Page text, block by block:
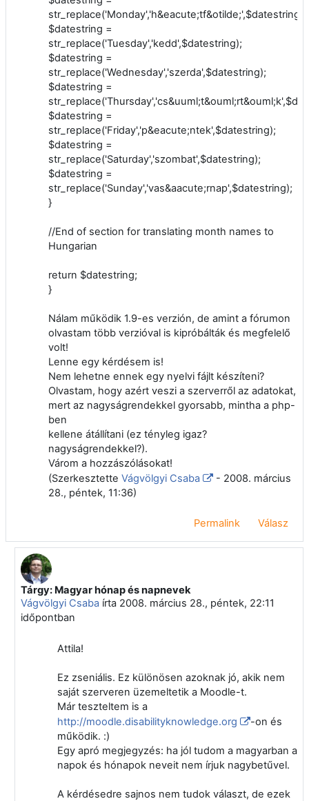
str_replace('Monday','h&eacute;tf&otilde;',$datestring);
$datestring =
str_replace('Tuesday','kedd',$datestring);
$datestring =
str_replace('Wednesday','szerda',$datestring);
$datestring =
$datestring =
str_replace('Friday','p&eacute;ntek',$datestring);
$datestring =
str_replace('Saturday','szombat',$datestring);
$datestring =
str_replace('Sunday','vas&aacute;rnap',$datestring);
}
//End of section for translating month names to
Hungarian
return $datestring;
}
Nálam működik 1.9-es verzión, de amint a fórumon
olvastam több verzióval is kipróbálták és megfelelő
volt!
Lenne egy kérdésem is!
Nem lehetne ennek egy nyelvi fájlt készíteni?
Olvastam, hogy azért veszi a szerverről az adatokat,
mert az nagyságrendekkel gyorsabb, mintha a php-
ben
kellene átállítani (ez tényleg igaz?
nagyságrendekkel?).
Várom a hozzászólásokat!
(Szerkesztette Vágvölgyi Csaba
- 2008. március
28., péntek, 11:36)
Permalink Válasz
Válasz erre: Paksi Attila
Tárgy: Magyar hónap és napnevek
Vágvölgyi Csabaírta 2008. március 28., péntek, 22:11
időpontban
Attila!
Ez zseniális. Ez különösen azoknak jó, akik nem
saját szerveren üzemeltetik a Moodle-t.
Már teszteltem is a
http://moodle.disabilityknowledge.org
-on és
működik. :)
Egy apró megjegyzés: ha jól tudom a magyarban a
napok és hónapok neveit nem írjuk nagybetűvel.
A kérdésedre sajnos nem tudok választ, de ezek